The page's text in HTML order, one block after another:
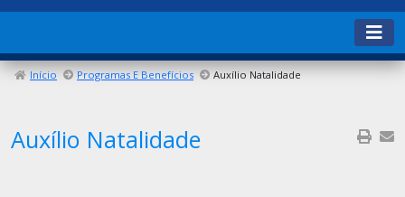
Início Programas E Benefícios Auxílio Natalidade
Auxílio Natalidade